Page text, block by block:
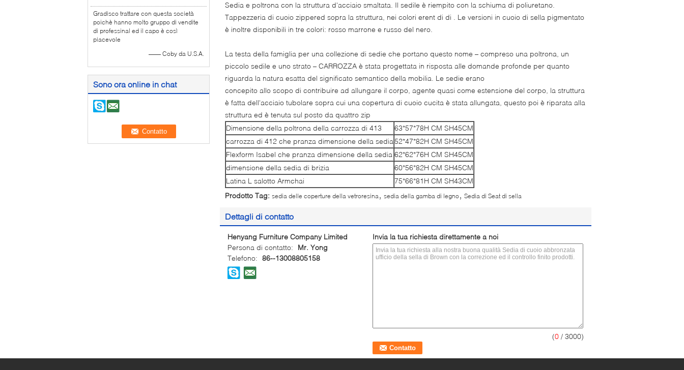
Gradisco trattare con questa società
poichè hanno molto gruppo di vendite
di professinal ed il capo è così
piacevole
—— Coby da U.S.A.
Sono ora online in chat
Sedia e poltrona con la struttura d'acciaio smaltata. Il sedile è riempito con la schiuma di poliuretano.
Tappezzeria di cuoio zippered sopra la struttura, nei colori erent di di . Le versioni in cuoio di sella pigmentato
è inoltre disponibili in tre colori: rosso marrone e russo del nero.
La testa della famiglia per una collezione di sedie che portano questo nome – compreso una poltrona, un
piccolo sedile e uno strato – CARROZZA è stata progettata in risposta alle domande profonde per quanto
riguarda la natura esatta del significato semantico della mobilia. Le sedie erano
concepito allo scopo di contribuire ad allungare il corpo, agente quasi come estensione del corpo, la struttura
è fatta dell'acciaio tubolare sopra cui una copertura di cuoio cucita è stata allungata, questo poi è riparata alla
struttura ed è tenuta sul posto da quattro zip
Dimensione della poltrona della carrozza di 413
63*57*78H CM SH45CM
carrozza di 412 che pranza dimensione della sedia52*47*82H CM SH45CM
Flexform Isabel che pranza dimensione della sedia 62*62*76H CM SH45CM
dimensione della sedia di brizia
60*56*82H CM SH45CM
Latina L salotto Armchai
75*66*81H CM SH43CM
Prodotto Tag: sedia delle coperture della vetroresina, sedia della gamba di legno, Sedia di Seat di sella
Dettagli di contatto
Henyang Furniture Company Limited
Persona di contatto:
Mr. Yong
Telefono: 86--13008805158
Invia la tua richiesta direttamente a noi
(0 / 3000)